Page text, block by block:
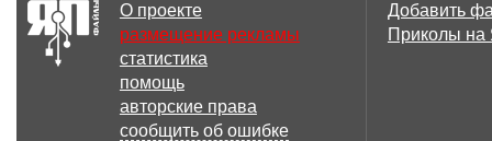
2
О проекте
размещение рекламы
статистика
помощь
авторские права
сообщить об ошибке
Добавить
Приколы